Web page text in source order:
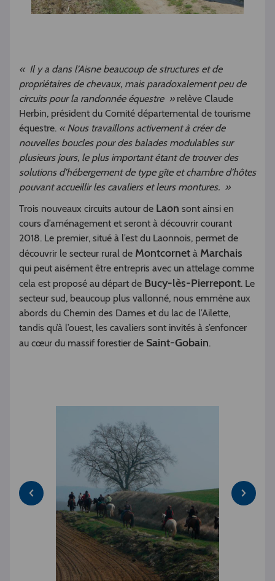
« Il y a dans l’Aisne beaucoup de structures et de
propriétaires de chevaux, mais paradoxalement peu de
circuits pour la randonnée équestre » relève Claude
Herbin, président du Comité départemental de tourisme
équestre. « Nous travaillons activement à créer de
nouvelles boucles pour des balades modulables sur
plusieurs jours, le plus important étant de trouver des
solutions d’hébergement de type gîte et chambre d’hôtes
pouvant accueillir les cavaliers et leurs montures. »
Trois nouveaux circuits autour de Laon sont ainsi en
cours d’aménagement et seront à découvrir courant
2018. Le premier, situé à l’est du Laonnois, permet de
découvrir le secteur rural de Montcornet à Marchais
qui peut aisément être entrepris avec un attelage comme
cela est proposé au départ de Bucy-lès-Pierrepont. Le
secteur sud, beaucoup plus vallonné, nous emmène aux
abords du Chemin des Dames et du lac de l’Ailette,
tandis qu’à l’ouest, les cavaliers sont invités à s’enfoncer
au cœur du massif forestier de Saint-Gobain.